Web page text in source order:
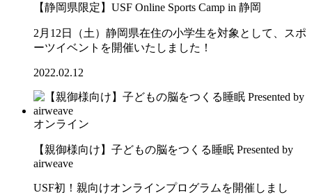
【静岡県限定】USF Online Sports Camp in 静岡
2月12日（土）静岡県在住の小学生を対象として、スポ
ーツイベントを開催いたしました！
2022.02.12
オンライン
【親御様向け】子どもの脳をつくる睡眠 Presented by
airweave
USF初！親向けオンラインプログラムを開催しまし